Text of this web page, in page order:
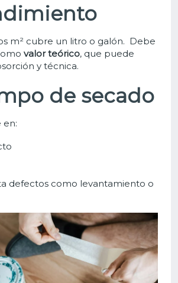
m² cubre un litro o galón. Debe
valor teórico, que puede
y técnica.
de secado
en:
defectos como levantamiento o